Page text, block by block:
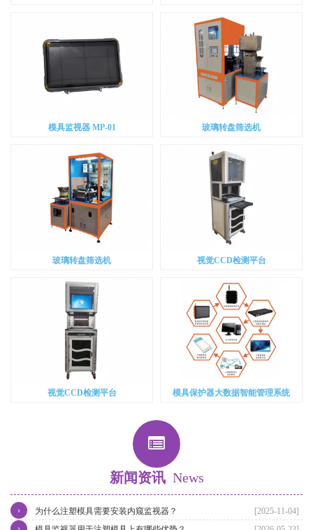
模具监视器 MP-01 玻璃转盘筛选机
玻璃转盘筛选机 视觉CCD检测平台
视觉CCD检测平台 模具保护器大数据智能管理系统
新闻资讯 News
[2025-11-04]
为什么注塑模具需要安装内窥监视器？
›